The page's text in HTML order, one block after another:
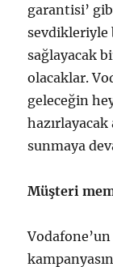
garantisi’
sevdikleriyle
sağlayacak
olacaklar.
geleceğin
sunmaya
Müşteri